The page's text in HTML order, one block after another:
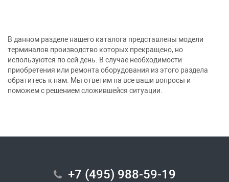
В данном разделе нашего каталога представлены модели
терминалов производство которых прекращено, но
используются по сей день. В случае необходимости
приобретения или ремонта оборудования из этого раздела
обратитесь к нам. Мы ответим на все ваши вопросы и
поможем с решением сложившейся ситуации.
+7 (495) 988-59-19